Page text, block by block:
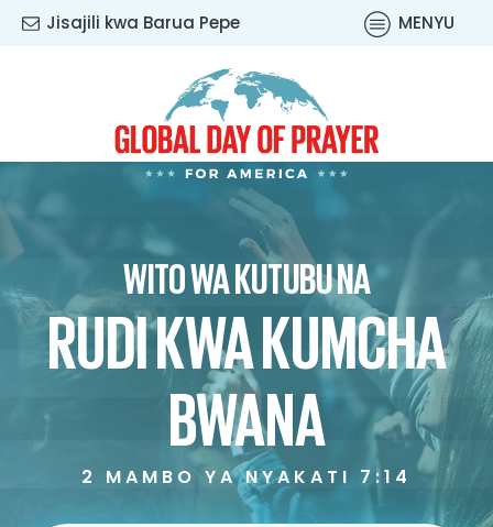
Jisajili kwa Barua Pepe MENYU
WITO WA KUTUBU NA
RUDI KWA KUMCHA
BWANA
2 MAMBO YA NYAKATI 7:14